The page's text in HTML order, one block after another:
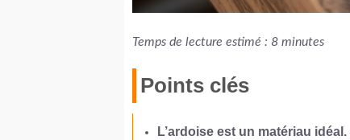
Temps de lecture estimé : 8 minutes
Points clés
L’ardoise est un matériau idéal.